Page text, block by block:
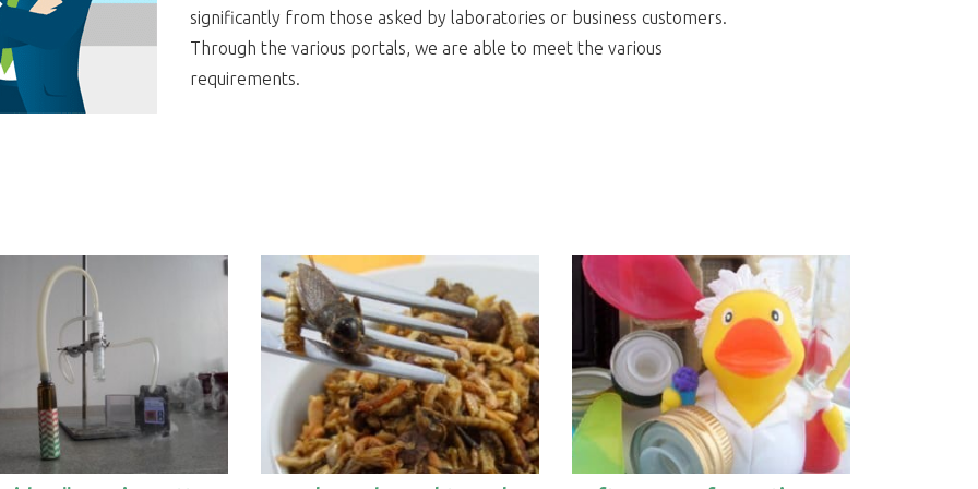
significantly from those asked by laboratories or business customers.
Through the various portals, we are able to meet the various
requirements.